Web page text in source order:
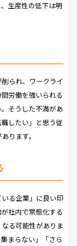
生産性の低下は明
られ、ワークライ
労働を強いられる
そうした不満があ
したい」と思う従
ります。
いる企業」に良い印
社内で常態化する
る可能性がありま
まらない」「さら